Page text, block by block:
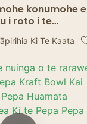
konumohe e
i roto i te
te takai, te
Ki Te Kaata